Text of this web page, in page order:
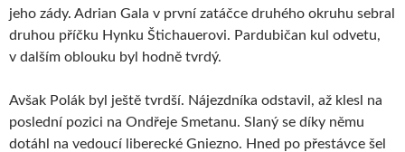
jeho zády. Adrian Gala v první zatáčce druhého okruhu sebral
druhou příčku Hynku Štichauerovi. Pardubičan kul odvetu,
v dalším oblouku byl hodně tvrdý.
Avšak Polák byl ještě tvrdší. Nájezdníka odstavil, až klesl na
poslední pozici na Ondřeje Smetanu. Slaný se díky němu
dotáhl na vedoucí liberecké Gniezno. Hned po přestávce šel